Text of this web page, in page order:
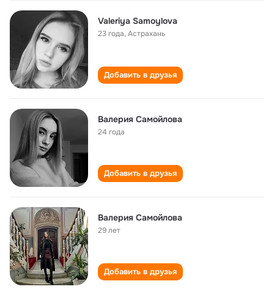
Valeriya Samoylova
23 года,Астрахань
Добавить в друзья
Валерия Самойлова
24 года
Добавить в друзья
Валерия Самойлова
29 лет
Добавить в друзья